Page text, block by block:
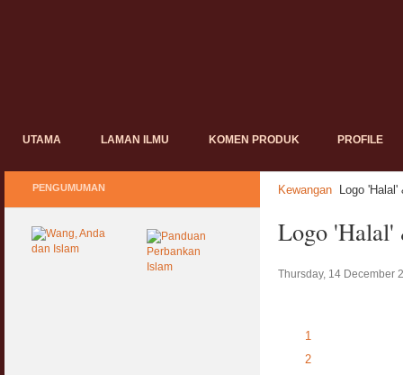
UTAMA LAMAN ILMU KOMEN PRODUK PROFILE
Kewangan Logo
Logo 'Halal'
Thursday, 14 December
1
2
PENGUMUMAN